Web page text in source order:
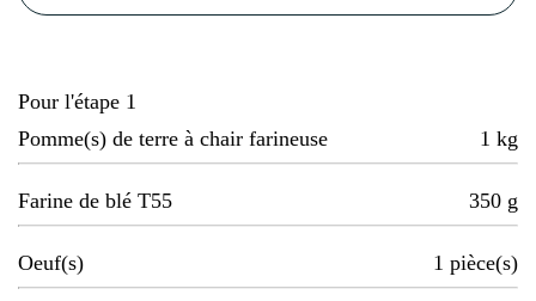
Pour l'étape 1
Pomme(s) de terre à chair farineuse
1 kg
Farine de blé T55 350 g
Oeuf(s) 1 pièce(s)